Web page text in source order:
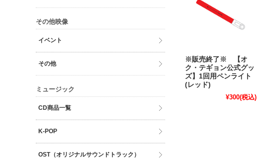
※販売終了※ 【オ
ク・テギョン公式グッ
ズ】1回用ペンライト
(レッド)
¥300(税込)
その他映像
イベント
その他
ミュージック
CD商品一覧
K-POP
OST（オリジナルサウンドトラック）